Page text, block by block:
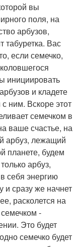
вы
поля, на
арбузов,
табуретка. Вас
если семечко,
инициировать
и кладете
с ним. Вскоре этот
семечком в
ваше счастье, на
арбуз, лежащий
планете, будем
арбуз,
себя энергию
и сразу же начнет
расколется на
-
Это будет
семечко будет